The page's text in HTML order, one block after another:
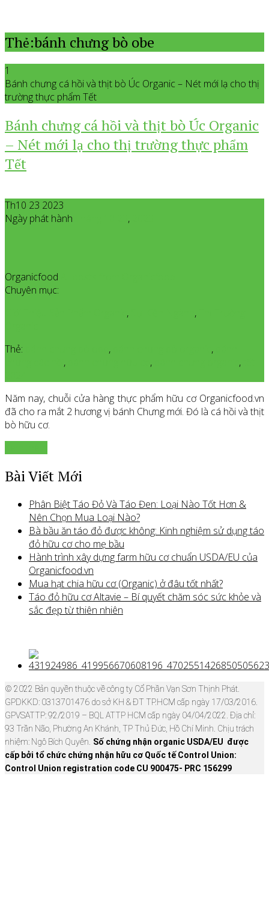
Thẻ:bánh chưng bò obe
1
Bánh chưng cá hồi và thịt bò Úc Organic – Nét mới lạ cho thị
trường thực phẩm Tết
Bánh chưng cá hồi và thịt bò Úc Organic
– Nét mới lạ cho thị trường thực phẩm
Tết
Th10 23 2023
Ngày phát hành
,
Organicfood
Chuyên mục:
, ,
Thẻ:
, ,
, , ,
Năm nay, chuỗi cửa hàng thực phẩm hữu cơ Organicfood.vn
đã cho ra mắt 2 hương vị bánh Chưng mới. Đó là cá hồi và thịt
bò hữu cơ.
Bài Viết Mới
Phân Biệt Táo Đỏ Và Táo Đen: Loại Nào Tốt Hơn &
Nên Chọn Mua Loại Nào?
Bà bầu ăn táo đỏ được không: Kinh nghiệm sử dụng táo
đỏ hữu cơ cho mẹ bầu
Hành trình xây dựng farm hữu cơ chuẩn USDA/EU của
Organicfood.vn
Mua hạt chia hữu cơ (Organic) ở đâu tốt nhất?
Táo đỏ hữu cơ Altavie – Bí quyết chăm sóc sức khỏe và
sắc đẹp từ thiên nhiên
© 2022 Bản quyền thuộc về công ty Cổ Phần Vạn Sơn Thịnh Phát.
GPDKKD: 0313701476 do sở KH & ĐT TP.HCM cấp ngày 17/03/2016.
GPVSATTP: 92/2019 – BQL ATTP HCM cấp ngày 04/04/2022. Địa chỉ:
93 Trần Não, Phường An Khánh, TP Thủ Đức, Hồ Chí Minh. Chịu trách
nhiệm: Ngô Bích Quyên. Số chứng nhận organic USDA/EU được
cấp bởi tổ chức chứng nhận hữu cơ Quốc tế Control Union:
Control Union registration code CU 900475- PRC 156299